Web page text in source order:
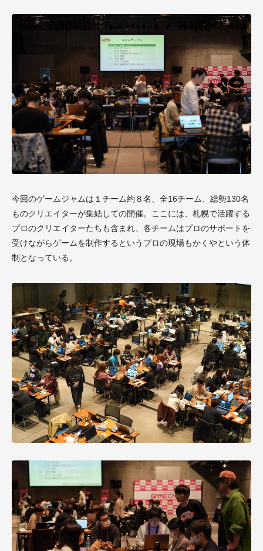
今回のゲームジャムは１チーム約８名、全16チーム、総勢130名
ものクリエイターが集結しての開催。ここには、札幌で活躍する
プロのクリエイターたちも含まれ、各チームはプロのサポートを
受けながらゲームを制作するというプロの現場もかくやという体
制となっている。